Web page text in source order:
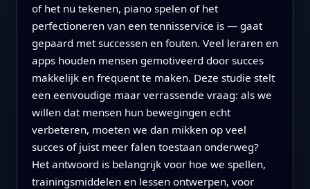
of het nu tekenen, piano spelen of het
perfectioneren van een tennisservice is — gaat
gepaard met successen en fouten. Veel leraren en
apps houden mensen gemotiveerd door succes
makkelijk en frequent te maken. Deze studie stelt
een eenvoudige maar verrassende vraag: als we
willen dat mensen hun bewegingen echt
verbeteren, moeten we dan mikken op veel
succes of juist meer falen toestaan onderweg?
Het antwoord is belangrijk voor hoe we spellen,
trainingsmiddelen en lessen ontwerpen, voor